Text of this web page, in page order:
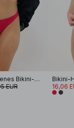
hochgeschnittenes Bikini-Höschen
EUR 16,06